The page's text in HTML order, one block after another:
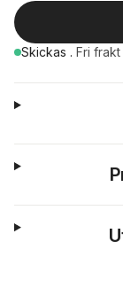
Skickas . Fri